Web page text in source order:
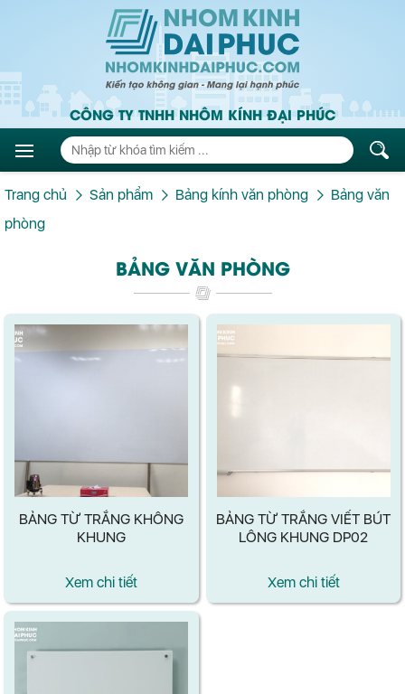
CÔNG TY TNHH NHÔM KÍNH ĐẠI PHÚC
Trang chủ Sản phẩm Bảng kính văn phòng
Bảng văn
phòng
BẢNG VĂN PHÒNG
BẢNG TỪ TRẮNG KHÔNG
KHUNG
Xem chi tiết
BẢNG TỪ TRẮNG VIẾT BÚT
LÔNG KHUNG DP02
Xem chi tiết